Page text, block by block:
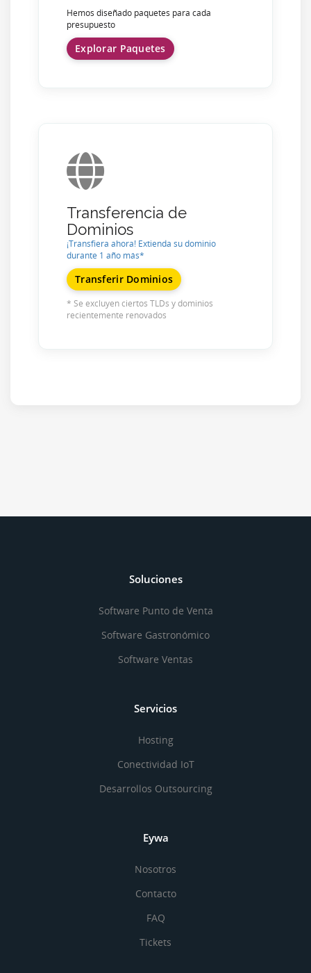
Hemos diseñado paquetes para cada
presupuesto
Explorar Paquetes
Transferencia de
Dominios
¡Transfiera ahora! Extienda su dominio
durante 1 año más*
Transferir Dominios
* Se excluyen ciertos TLDs y dominios
recientemente renovados
Soluciones
Software Punto de Venta
Software Gastronómico
Software Ventas
Servicios
Hosting
Conectividad IoT
Desarrollos Outsourcing
Eywa
Nosotros
Contacto
FAQ
Tickets